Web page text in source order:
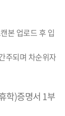
본 업로드 후 입
주되며 차순위자
학)증명서 1부